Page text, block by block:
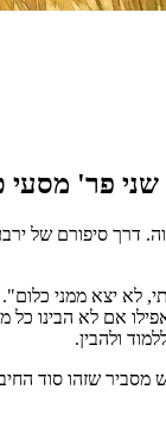
דרך סיפורם של
יצא ממני כלום".
אם לא הבינו כל
ולהבין.
מסביר שזהו